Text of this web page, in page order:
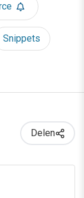
Snippets
Delen